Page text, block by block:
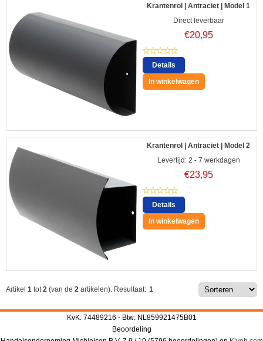
Krantenrol | Antraciet | Model 1
Direct leverbaar
€20,95
Details
In winkelwagen
Krantenrol | Antraciet | Model 2
Levertijd: 2 - 7 werkdagen
€23,95
Details
In winkelwagen
Artikel 1 tot 2 (van de 2 artikelen). Resultaat: 1
KvK: 74489216 - Btw: NL859921475B01
Beoordeling